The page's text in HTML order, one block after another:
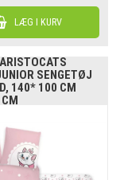
SENGETØJ
140* 100 CM